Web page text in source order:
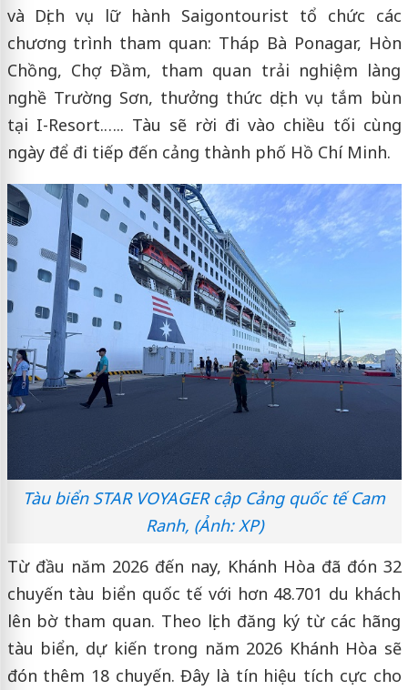
và Dịch vụ lữ hành Saigontourist tổ chức các
chương trình tham quan: Tháp Bà Ponagar, Hòn
Chồng, Chợ Đầm, tham quan trải nghiệm làng
nghề Trường Sơn, thưởng thức dịch vụ tắm bùn
tại I-Resort.….. Tàu sẽ rời đi vào chiều tối cùng
ngày để đi tiếp đến cảng thành phố Hồ Chí Minh.
Tàu biển STAR VOYAGER cập Cảng quốc tế Cam
Ranh, (Ảnh: XP)
Từ đầu năm 2026 đến nay, Khánh Hòa đã đón 32
chuyến tàu biển quốc tế với hơn 48.701 du khách
lên bờ tham quan. Theo lịch đăng ký từ các hãng
tàu biển, dự kiến trong năm 2026 Khánh Hòa sẽ
đón thêm 18 chuyến. Đây là tín hiệu tích cực cho